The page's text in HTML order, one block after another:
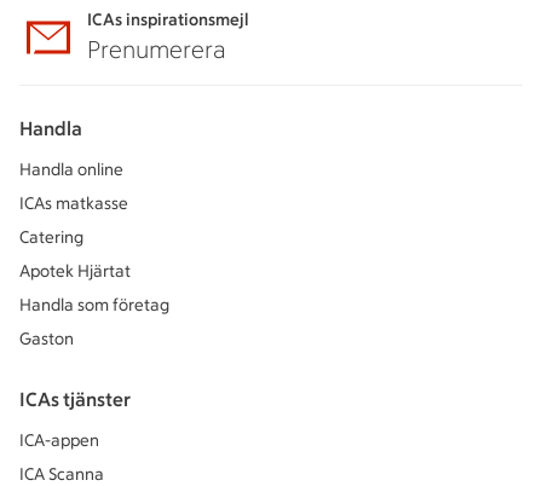
ICAs inspirationsmejl
Prenumerera
Handla
Handla online
ICAs matkasse
Catering
Apotek Hjärtat
Handla som företag
Gaston
ICAs tjänster
ICA-appen
ICA Scanna